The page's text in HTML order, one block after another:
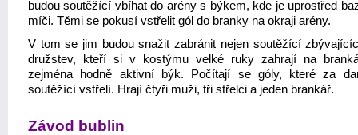
budou soutěžící vbíhat do arény s býkem, kde je uprostřed
míči. Těmi se pokusí vstřelit gól do branky na okraji arény.
V tom se jim budou snažit zabránit nejen soutěžící
družstev, kteří si v kostýmu velké ruky zahrají na
zejména hodně aktivní býk. Počítají se góly, které za
soutěžící vstřelí. Hrají čtyři muži, tři střelci a jeden brankář.
Závod bublin